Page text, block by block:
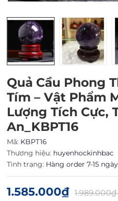
Quả Cầu Phong
Tím – Vật Phẩm
Lượng Tích Cực,
An_KBPT16
Mã: KBPT16
Thương hiệu: huyenhockinhbac
Tình trạng: Hàng order 7-15 ngày
1.585.000₫ 1.989.000₫